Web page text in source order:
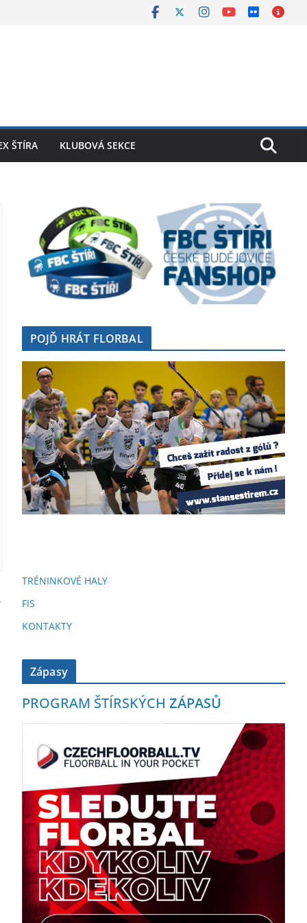
ŠTÍRA KLUBOVÁ SEKCE
POJĎ HRÁT FLORBAL
TRÉNINKOVÉ HALY
FIS
KONTAKTY
Zápasy
PROGRAM ŠTÍRSKÝCH ZÁPASŮ